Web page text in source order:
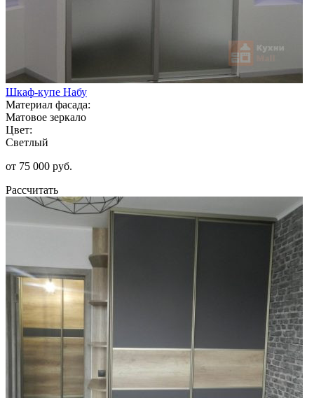
Шкаф-купе Набу
Материал фасада:
Матовое зеркало
Цвет:
Светлый
от 75 000 руб.
Рассчитать